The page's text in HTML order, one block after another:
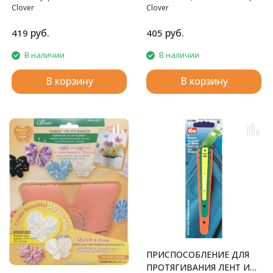
Clover
419 руб.
В наличии
В корзину
Clover
405 руб.
В наличии
В корзину
ПРИСПОСОБЛЕНИЕ ДЛЯ
ПРОТЯГИВАНИЯ ЛЕНТ И